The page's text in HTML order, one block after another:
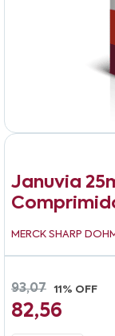
Januvia
MERCK SHARP
93,07 11% OFF
82,56